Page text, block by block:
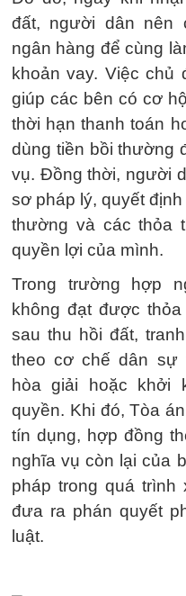
đất, người dân nên
ngân hàng để cùng
khoản vay. Việc chủ
giúp các bên có cơ
thời hạn thanh toán
dùng tiền bồi thường
vụ. Đồng thời, người
sơ pháp lý, quyết
thường và các thỏa
quyền lợi của mình.
Trong trường hợp
không đạt được
sau thu hồi đất,
theo cơ chế dân sự
hòa giải hoặc khởi
quyền. Khi đó, Tòa
tín dụng, hợp đồng
nghĩa vụ còn lại của
pháp trong quá
đưa ra phán quyết
luật.